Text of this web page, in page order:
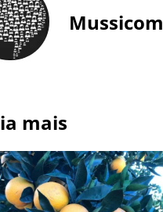
Mussicom
mais